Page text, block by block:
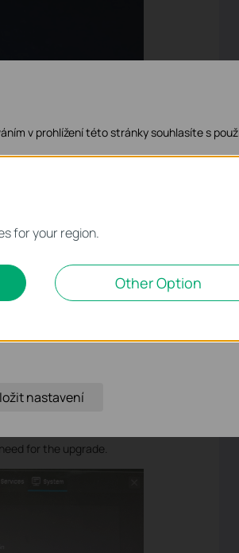
latest firmware of your NVR and
into the USB port on the front
for the upgrade.
for your region.
Other Option
v prohlížení této stránky souhlasíte s
aktivity na našich webových stránkách za
nastavení